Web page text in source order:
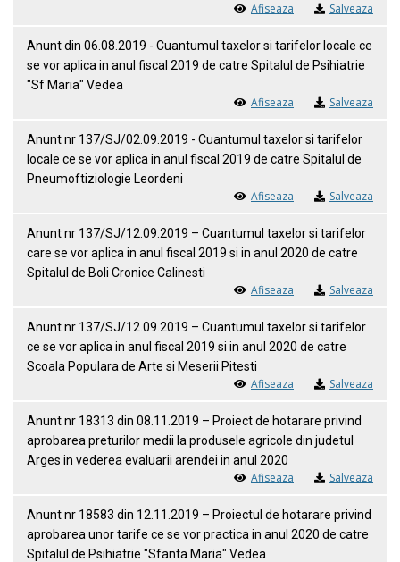
Afiseaza Salveaza
Anunt din 06.08.2019 - Cuantumul taxelor si tarifelor locale ce
se vor aplica in anul fiscal 2019 de catre Spitalul de Psihiatrie
"Sf Maria" Vedea
Afiseaza Salveaza
Anunt nr 137/SJ/02.09.2019 - Cuantumul taxelor si tarifelor
locale ce se vor aplica in anul fiscal 2019 de catre Spitalul de
Pneumoftiziologie Leordeni
Afiseaza Salveaza
Anunt nr 137/SJ/12.09.2019 – Cuantumul taxelor si tarifelor
care se vor aplica in anul fiscal 2019 si in anul 2020 de catre
Spitalul de Boli Cronice Calinesti
Afiseaza Salveaza
Anunt nr 137/SJ/12.09.2019 – Cuantumul taxelor si tarifelor
ce se vor aplica in anul fiscal 2019 si in anul 2020 de catre
Scoala Populara de Arte si Meserii Pitesti
Afiseaza Salveaza
Anunt nr 18313 din 08.11.2019 – Proiect de hotarare privind
aprobarea preturilor medii la produsele agricole din judetul
Arges in vederea evaluarii arendei in anul 2020
Afiseaza Salveaza
Anunt nr 18583 din 12.11.2019 – Proiectul de hotarare privind
aprobarea unor tarife ce se vor practica in anul 2020 de catre
Spitalul de Psihiatrie "Sfanta Maria" Vedea